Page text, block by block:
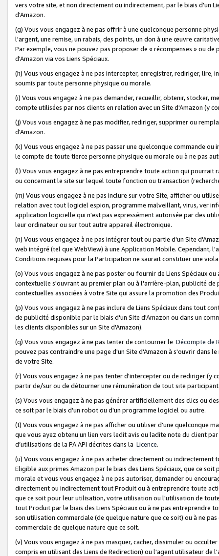
vers votre site, et non directement ou indirectement, par le biais d'un
d'Amazon.
(g) Vous vous engagez à ne pas offrir à une quelconque personne
l'argent, une remise, un rabais, des points, un don à une œuvre
Par exemple, vous ne pouvez pas proposer de « récompenses » ou
d'Amazon via vos Liens Spéciaux.
(h) Vous vous engagez à ne pas intercepter, enregistrer, rediriger,
soumis par toute personne physique ou morale.
(i) Vous vous engagez à ne pas demander, recueillir, obtenir, stocker,
compte utilisées par nos clients en relation avec un Site d'Amazon (y
(j) Vous vous engagez à ne pas modifier, rediriger, supprimer ou
d'Amazon.
(k) Vous vous engagez à ne pas passer une quelconque commande
le compte de toute tierce personne physique ou morale ou à ne pas
(l) Vous vous engagez à ne pas entreprendre toute action qui
ou concernant le site sur lequel toute fonction ou transaction
(m) Vous vous engagez à ne pas inclure sur votre Site, afficher ou
relation avec tout logiciel espion, programme malveillant, virus, ver
application logicielle qui n'est pas expressément autorisée par des
leur ordinateur ou sur tout autre appareil électronique.
(n) Vous vous engagez à ne pas intégrer tout ou partie d'un Site
web intégré (tel que WebView) à une Application Mobile. Cependant,
Conditions requises pour la Participation ne saurait constituer une
(o) Vous vous engagez à ne pas poster ou fournir de Liens Spéciaux
contextuelle s'ouvrant au premier plan ou à l'arrière-plan, publicité
contextuelles associées à votre Site qui assure la promotion des
(p) Vous vous engagez à ne pas inclure de Liens Spéciaux dans tout
de publicité disponible par le biais d'un Site d'Amazon ou dans un
les clients disponibles sur un Site d'Amazon).
(q) Vous vous engagez à ne pas tenter de contourner le Décompte de
pouvez pas contraindre une page d'un Site d'Amazon à s'ouvrir dans
de votre Site.
(r) Vous vous engagez à ne pas tenter d'intercepter ou de rediriger
partir de/sur ou de détourner une rémunération de tout site
(s) Vous vous engagez à ne pas générer artificiellement des clics ou
ce soit par le biais d'un robot ou d'un programme logiciel ou autre.
(t) Vous vous engagez à ne pas afficher ou utiliser d’une quelconque
que vous ayez obtenu un lien vers ledit avis ou ladite note du client
d’utilisations de la PA API décrites dans la Licence.
(u) Vous vous engagez à ne pas acheter directement ou
Eligible aux primes Amazon par le biais des Liens Spéciaux, que ce
morale et vous vous engagez à ne pas autoriser, demander ou
directement ou indirectement tout Produit ou à entreprendre toute
que ce soit pour leur utilisation, votre utilisation ou l'utilisation de
tout Produit par le biais des Liens Spéciaux ou à ne pas entreprendre
son utilisation commerciale (de quelque nature que ce soit) ou à ne
commerciale de quelque nature que ce soit.
(v) Vous vous engagez à ne pas masquer, cacher, dissimuler ou
compris en utilisant des Liens de Redirection) ou l'agent utilisateur